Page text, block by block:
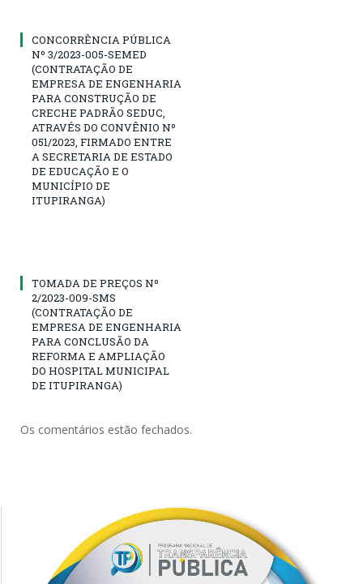
CONCORRÊNCIA PÚBLICA
Nº 3/2023-005-SEMED
(CONTRATAÇÃO DE
EMPRESA DE ENGENHARIA
PARA CONSTRUÇÃO DE
CRECHE PADRÃO SEDUC,
ATRAVÉS DO CONVÊNIO Nº
051/2023, FIRMADO ENTRE
A SECRETARIA DE ESTADO
DE EDUCAÇÃO E O
MUNICÍPIO DE
ITUPIRANGA)
TOMADA DE PREÇOS Nº
2/2023-009-SMS
(CONTRATAÇÃO DE
EMPRESA DE ENGENHARIA
PARA CONCLUSÃO DA
REFORMA E AMPLIAÇÃO
DO HOSPITAL MUNICIPAL
DE ITUPIRANGA)
Os comentários estão fechados.